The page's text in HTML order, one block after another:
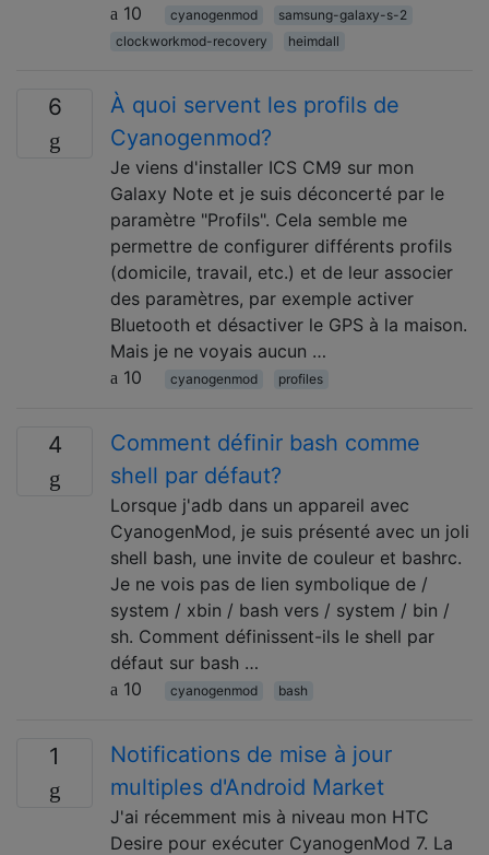
10
cyanogenmod
samsung-galaxy-s-2
clockworkmod-recovery
heimdall
6
À quoi servent les profils de
Cyanogenmod?
Je viens d'installer ICS CM9 sur mon
Galaxy Note et je suis déconcerté par le
paramètre "Profils". Cela semble me
permettre de configurer différents profils
(domicile, travail, etc.) et de leur associer
des paramètres, par exemple activer
Bluetooth et désactiver le GPS à la maison.
Mais je ne voyais aucun …
10
cyanogenmod profiles
4
Comment définir bash comme
shell par défaut?
Lorsque j'adb dans un appareil avec
CyanogenMod, je suis présenté avec un joli
shell bash, une invite de couleur et bashrc.
Je ne vois pas de lien symbolique de /
system / xbin / bash vers / system / bin /
sh. Comment définissent-ils le shell par
défaut sur bash …
10
cyanogenmod bash
1
Notifications de mise à jour
multiples d'Android Market
J'ai récemment mis à niveau mon HTC
Desire pour exécuter CyanogenMod 7. La